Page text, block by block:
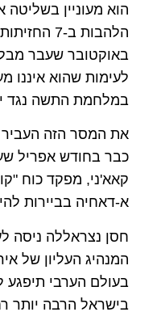
הוא מעוניין
באוקטובר שעבר
לעימות שהוא איננו
במלחמת התשה נגד
את המסר הזה העביר
כבר בחודש אפריל
קאא'ני, מפקד כוח
א-דאחיה בביירות
חסן נצראללה ניסה
המנהיג העליון של
בעולם הערבי
בישראל הרבה יותר